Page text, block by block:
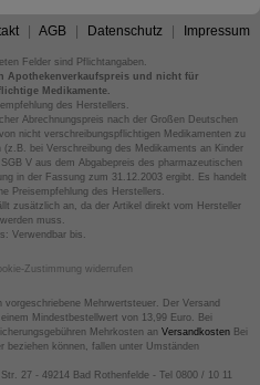
AGB Datenschutz Impressum
Felder sind Pflichtangaben.
Apothekenverkaufspreis und nicht für
Medikamente.
des Herstellers.
Abrechnungspreis nach der Großen Deutschen
nicht verschreibungspflichtigen Medikamenten zu
bei Verschreibung des Medikaments an Kinder
V aus dem Abgabepreis des pharmazeutischen
in der Fassung zum 31.12.2003 ergibt. Es handelt
Preisempfehlung des Herstellers.
zusätzlich an, da der Artikel direkt vom Hersteller
muss.
Verwendbar bis.
Zustimmung widerrufen
Mehrwertsteuer. Der Versand
Mindestbestellwert von 13,99 Euro. Bei
Mehrkosten an VersandkostenBei
beziehen können, fallen unter Umständen
27 - 49214 Bad Rothenfelde - Tel 0800 / 10 11